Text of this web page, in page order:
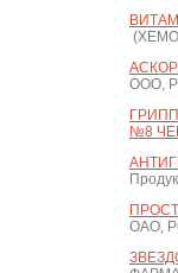
ООО,
№8
ОАО,